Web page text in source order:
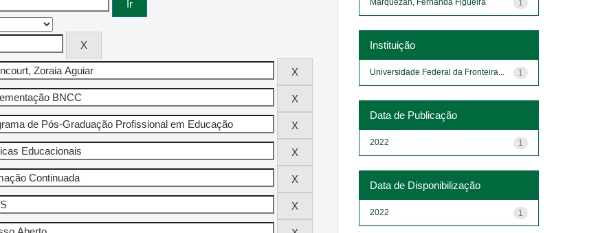
1
Instituição
1
Universidade Federal da Fronteira...
Data de Publicação
1
2022
Data de Disponibilização
1
2022